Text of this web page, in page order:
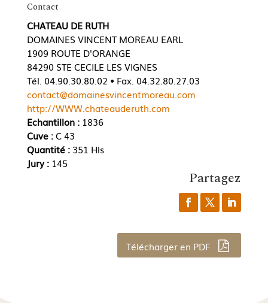
Contact
CHATEAU DE RUTH
DOMAINES VINCENT MOREAU EARL
1909 ROUTE D'ORANGE
84290 STE CECILE LES VIGNES
Tél. 04.90.30.80.02 • Fax. 04.32.80.27.03
contact@domainesvincentmoreau.com
http://WWW.chateauderuth.com
Echantillon :1836
Cuve :C 43
Quantité : 351 Hls
Jury : 145
Partagez
Télécharger en PDF